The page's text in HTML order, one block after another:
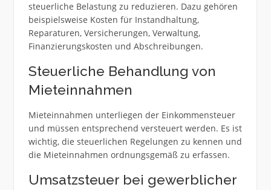
steuerliche Belastung zu reduzieren. Dazu gehören
beispielsweise Kosten für Instandhaltung,
Reparaturen, Versicherungen, Verwaltung,
Finanzierungskosten und Abschreibungen.
Steuerliche Behandlung von
Mieteinnahmen
Mieteinnahmen unterliegen der Einkommensteuer
und müssen entsprechend versteuert werden. Es ist
wichtig, die steuerlichen Regelungen zu kennen und
die Mieteinnahmen ordnungsgemäß zu erfassen.
Umsatzsteuer bei gewerblicher